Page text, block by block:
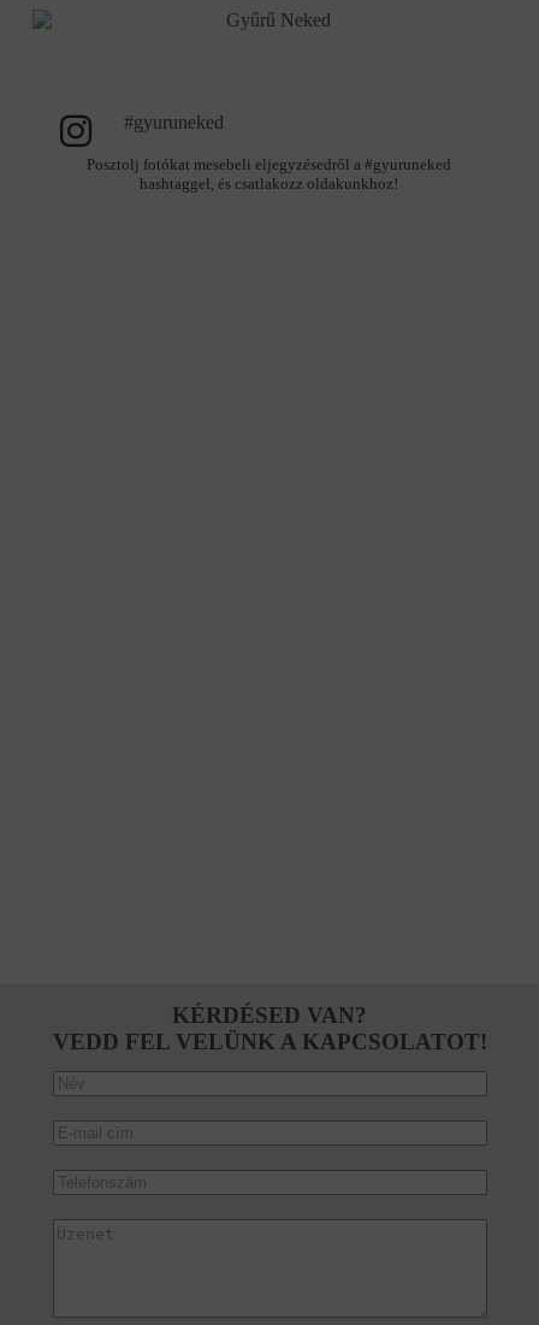
#gyuruneked
Posztolj fotókat mesebeli eljegyzésedről a #gyuruneked
hashtaggel, és csatlakozz oldakunkhoz!
KÉRDÉSED VAN?
VEDD FEL VELÜNK A KAPCSOLATOT!